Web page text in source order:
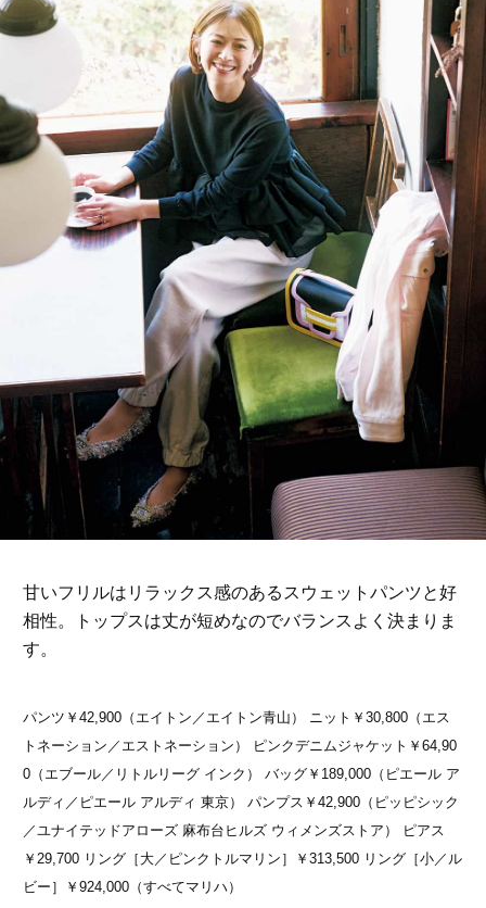
甘いフリルはリラックス感のあるスウェットパンツと好
相性。トップスは丈が短めなのでバランスよく決まりま
す。
パンツ￥42,900（エイトン／エイトン青山） ニット￥30,800（エス
トネーション／エストネーション） ピンクデニムジャケット￥64,90
0（エブール／リトルリーグ インク） バッグ￥189,000（ピエール ア
ルディ／ピエール アルディ 東京） パンプス￥42,900（ピッピシック
／ユナイテッドアローズ 麻布台ヒルズ ウィメンズストア） ピアス
￥29,700 リング［大／ピンクトルマリン］￥313,500 リング［小／ル
ビー］￥924,000（すべてマリハ）